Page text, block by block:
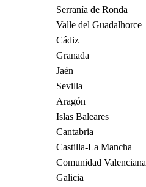
Serranía de Ronda
Valle del Guadalhorce
Cádiz
Granada
Jaén
Sevilla
Aragón
Islas Baleares
Cantabria
Castilla-La Mancha
Comunidad Valenciana
Galicia